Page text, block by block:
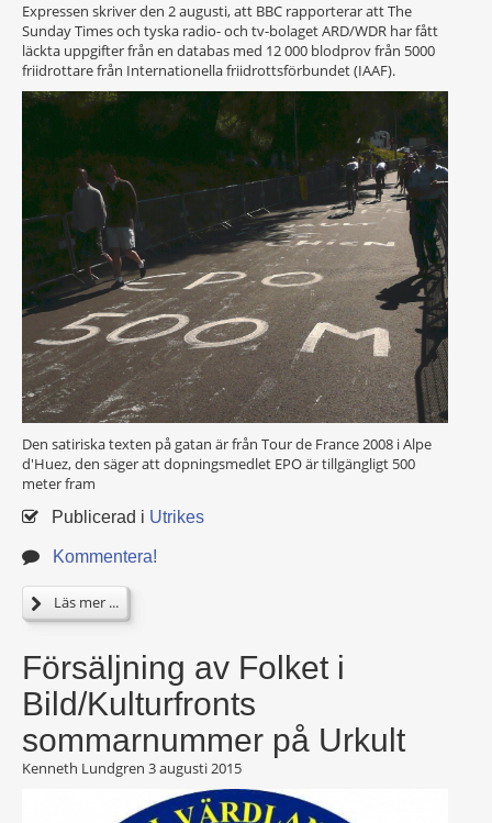
Expressen skriver den 2 augusti, att BBC rapporterar att The
Sunday Times och tyska radio- och tv-bolaget ARD/WDR har fått
läckta uppgifter från en databas med 12 000 blodprov från 5000
friidrottare från Internationella friidrottsförbundet (IAAF).
Den satiriska texten på gatan är från Tour de France 2008 i Alpe
d'Huez, den säger att dopningsmedlet EPO är tillgängligt 500
meter fram
Publicerad i Utrikes
Kommentera!
Läs mer ...
Försäljning av Folket i
Bild/Kulturfronts
sommarnummer på Urkult
Kenneth Lundgren 3 augusti 2015